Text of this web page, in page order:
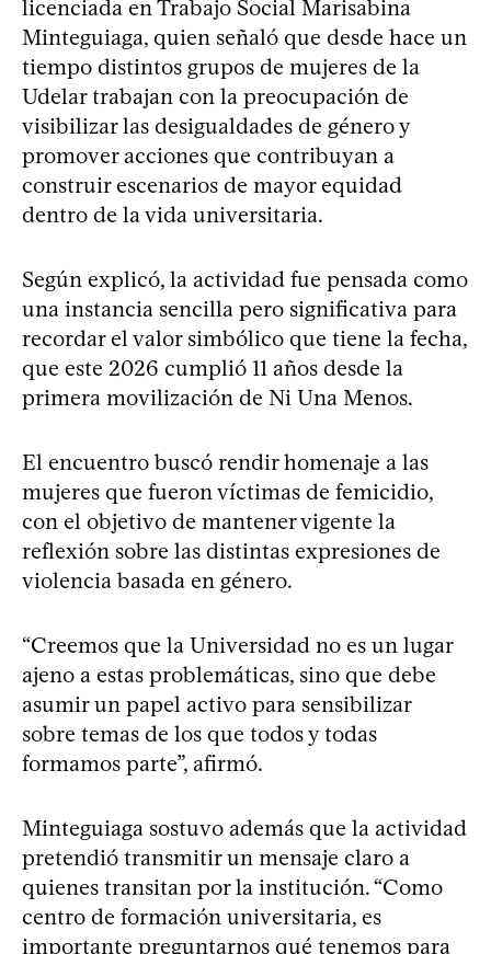
licenciada en Trabajo Social Marisabina
Minteguiaga, quien señaló que desde hace un
tiempo distintos grupos de mujeres de la
Udelar trabajan con la preocupación de
visibilizar las desigualdades de género y
promover acciones que contribuyan a
construir escenarios de mayor equidad
dentro de la vida universitaria.
Según explicó, la actividad fue pensada como
una instancia sencilla pero significativa para
recordar el valor simbólico que tiene la fecha,
que este 2026 cumplió 11 años desde la
primera movilización de Ni Una Menos.
El encuentro buscó rendir homenaje a las
mujeres que fueron víctimas de femicidio,
con el objetivo de mantener vigente la
reflexión sobre las distintas expresiones de
violencia basada en género.
“Creemos que la Universidad no es un lugar
ajeno a estas problemáticas, sino que debe
asumir un papel activo para sensibilizar
sobre temas de los que todos y todas
formamos parte”, afirmó.
Minteguiaga sostuvo además que la actividad
pretendió transmitir un mensaje claro a
quienes transitan por la institución. “Como
centro de formación universitaria, es
importante preguntarnos qué tenemos para